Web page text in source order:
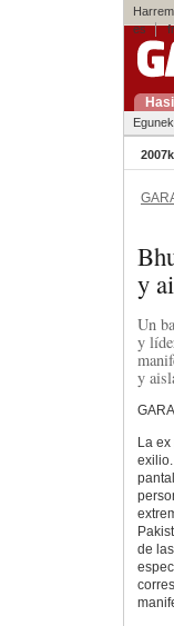
es
fr
y
Un
y
y
GARA |
La
de